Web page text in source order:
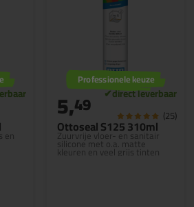
en Ottoseal S125 310ml
Zuurvrije vloer- en sanitair
silicone met o.a. matte
kleuren en veel grijs tinten
Professionele keuze
5,49 (25)